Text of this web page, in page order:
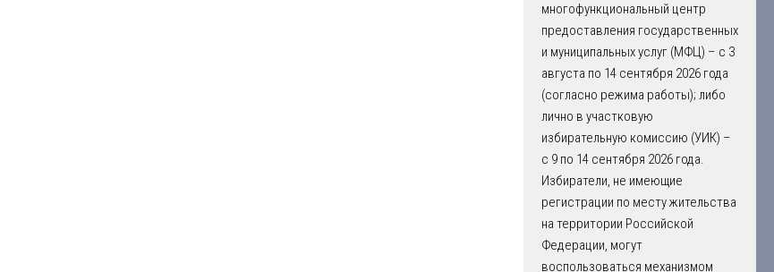
многофункциональный центр
предоставления государственных
и муниципальных услуг (МФЦ) – с 3
августа по 14 сентября 2026 года
(согласно режима работы); либо
лично в участковую
избирательную комиссию (УИК) –
с 9 по 14 сентября 2026 года.
Избиратели, не имеющие
регистрации по месту жительства
на территории Российской
Федерации, могут
воспользоваться механизмом